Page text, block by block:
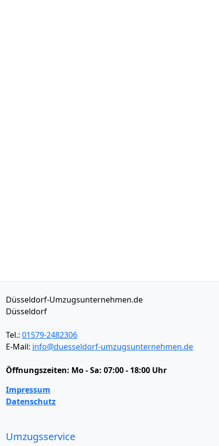
Düsseldorf-Umzugsunternehmen.de
Düsseldorf
Tel.: 01579-2482306
E-Mail: info@duesseldorf-umzugsunternehmen.de
Öffnungszeiten: Mo - Sa: 07:00 - 18:00 Uhr
Impressum
Datenschutz
Umzugsservice